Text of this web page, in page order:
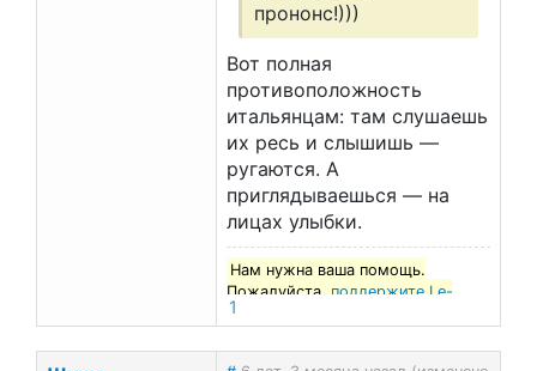
прононс!)))
Вот полная
противоположность
итальянцам: там слушаешь
их ресь и слышишь —
ругаются. А
приглядываешься — на
лицах улыбки.
Нам нужна ваша помощь.
Пожалуйста,поддержите Le-
francais.ru
1